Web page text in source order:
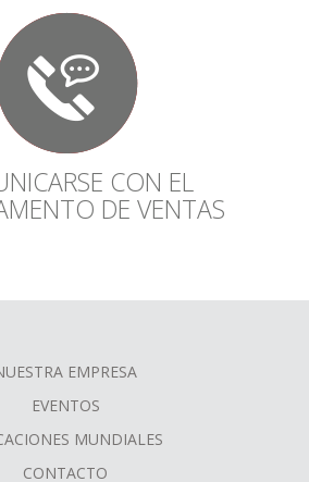
CON EL
DE VENTAS
EMPRESA
EVENTOS
MUNDIALES
CONTACTO